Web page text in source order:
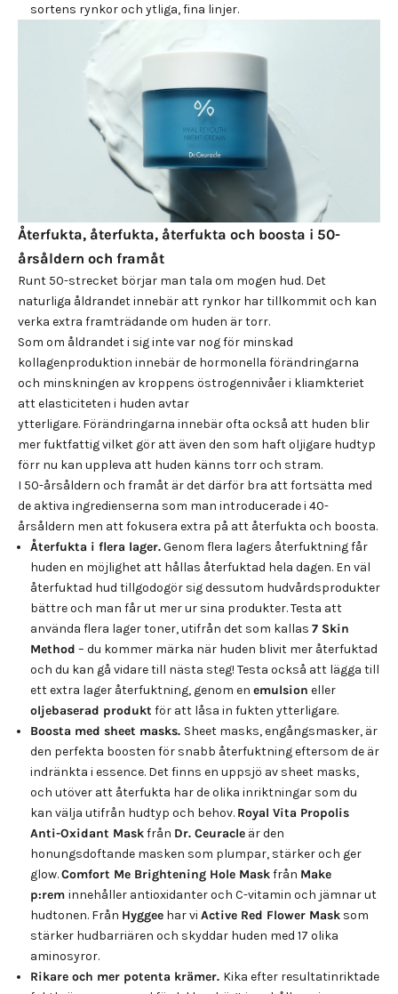
sortens rynkor och ytliga, fina linjer.
Återfukta, återfukta, återfukta och boosta i 50-
årsåldern och framåt
Runt 50-strecket börjar man tala om mogen hud. Det
naturliga åldrandet innebär att rynkor har tillkommit och kan
verka extra framträdande om huden är torr.
Som om åldrandet i sig inte var nog för minskad
kollagenproduktion innebär de hormonella förändringarna
och minskningen av kroppens östrogennivåer i kliamkteriet
att elasticiteten i huden avtar
ytterligare. Förändringarna innebär ofta också att huden blir
mer fuktfattig vilket gör att även den som haft oljigare hudtyp
förr nu kan uppleva att huden känns torr och stram.
I 50-årsåldern och framåt är det därför bra att fortsätta med
de aktiva ingredienserna som man introducerade i 40-
årsåldern men att fokusera extra på att återfukta och boosta.
Återfukta i flera lager.Genom flera lagers återfuktning får
huden en möjlighet att hållas återfuktad hela dagen. En väl
återfuktad hud tillgodogör sig dessutom hudvårdsprodukter
bättre och man får ut mer ur sina produkter. Testa att
använda flera lager toner, utifrån det som kallas 7 Skin
Method – du kommer märka när huden blivit mer återfuktad
och du kan gå vidare till nästa steg! Testa också att lägga till
ett extra lager återfuktning, genom en emulsion eller
oljebaserad produkt för att låsa in fukten ytterligare.
Boosta med sheet masks. Sheet masks, engångsmasker, är
den perfekta boosten för snabb återfuktning eftersom de är
indränkta i essence. Det finns en uppsjö av sheet masks,
och utöver att återfukta har de olika inriktningar som du
kan välja utifrån hudtyp och behov. Royal Vita Propolis
Anti-Oxidant Maskfrån Dr. Ceuracle är den
honungsdoftande masken som plumpar, stärker och ger
glow.Comfort Me Brightening Hole Maskfrån Make
p:rem innehåller antioxidanter och C-vitamin och jämnar ut
hudtonen. Från Hyggee har vi Active Red Flower Mask som
stärker hudbarriären och skyddar huden med 17 olika
aminosyror.
Rikare och mer potenta krämer. Kika efter resultatinriktade